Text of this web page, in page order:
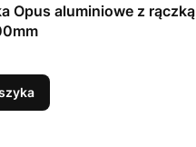
Opus aluminiowe z rączką